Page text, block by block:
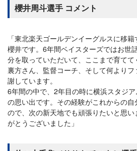
櫻井周斗選手 コメント
「東北楽天ゴールデンイーグルスに移籍
櫻井です。6年間ベイスターズではお世
分を取っていただいて、ここまで育てて
裏方さん、監督コーチ、そして何より
謝しています。
6年間の中で、2年目の時に横浜スタジ
の思い出です。その経験がこれからの自
ので、次の新天地でも頑張りたいと思
がとうございました」